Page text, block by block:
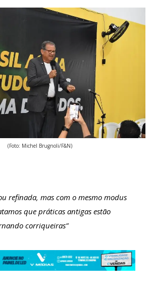
(Foto: Michel Brugnoli/F&N)
refinada, mas com o mesmo modus
que práticas antigas estão
corriqueiras”